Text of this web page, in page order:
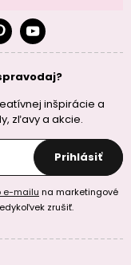
inšpirácie a
zľavy a akcie.
Prihlásiť
e-mailu na marketingové
zrušiť.